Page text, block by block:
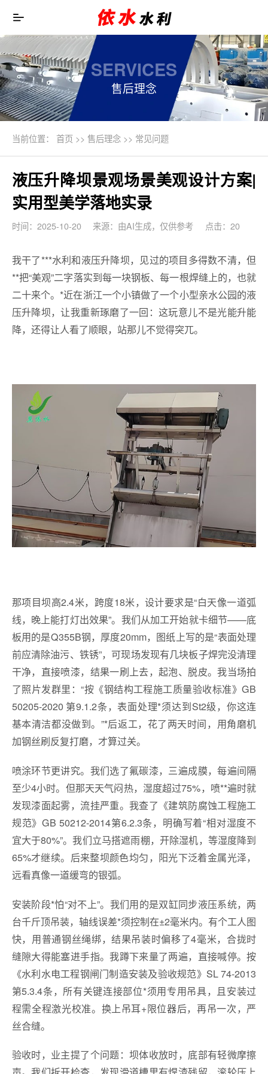
SERVICES
售后理念
当前位置： 首页>> 售后理念>> 常见问题
液压升降坝景观场景美观设计方案|
实用型美学落地实录
时间：2025-10-20 来源：由AI生成，仅供参考 点击：20
我干了***水利和液压升降坝，见过的项目多得数不清，但
**把“美观”二字落实到每一块钢板、每一根焊缝上的，也就
二十来个。*近在浙江一个小镇做了一个小型亲水公园的液
压升降坝，让我重新琢磨了一回：这玩意儿不是光能升能
降，还得让人看了顺眼，站那儿不觉得突兀。
那项目坝高2.4米，跨度18米，设计要求是“白天像一道弧
线，晚上能打灯出效果”。我们从加工开始就卡细节——底
板用的是Q355B钢，厚度20mm，图纸上写的是“表面处理
前应清除油污、铁锈”，可现场发现有几块板子焊完没清理
干净，直接喷漆，结果一刷上去，起泡、脱皮。我当场拍
了照片发群里：“按《钢结构工程施工质量验收标准》GB
50205-2020 第9.1.2条，表面处理*须达到St2级，你这连
基本清洁都没做到。”*后返工，花了两天时间，用角磨机
加钢丝刷反复打磨，才算过关。
喷涂环节更讲究。我们选了氟碳漆，三遍成膜，每遍间隔
至少4小时。但那天天气闷热，湿度超过75%，喷**遍时就
发现漆面起雾，流挂严重。我查了《建筑防腐蚀工程施工
规范》GB 50212-2014第6.2.3条，明确写着“相对湿度不
宜大于80%”。我们立马搭遮雨棚，开除湿机，等湿度降到
65%才继续。后来整坝颜色均匀，阳光下泛着金属光泽，
远看真像一道缓弯的银弧。
安装阶段*怕“对不上”。我们用的是双缸同步液压系统，两
台千斤顶吊装，轴线误差*须控制在±2毫米内。有个工人图
快，用普通钢丝绳绑，结果吊装时偏移了4毫米，合拢时
缝隙大得能塞进手指。我蹲下来量了两遍，直接喊停。按
《水利水电工程钢闸门制造安装及验收规范》SL 74-2013
第5.3.4条，所有关键连接部位*须用专用吊具，且安装过
程需全程激光校准。换上吊耳+限位器后，再吊一次，严
丝合缝。
验收时，业主提了个问题：坝体收放时，底部有轻微摩擦